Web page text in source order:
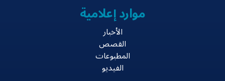
موارد إعلامية
الأخبار
القصص
المطبوعات
الفيديو